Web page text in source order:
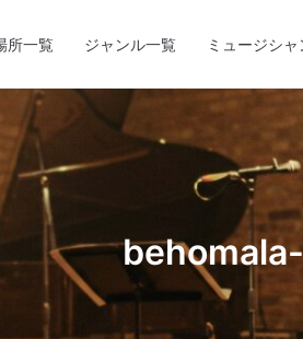
所一覧 ジャンル一覧 ミュージシ